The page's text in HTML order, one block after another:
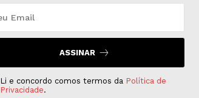
ASSINAR
Li e concordo comos termos da Política de
Privacidade.